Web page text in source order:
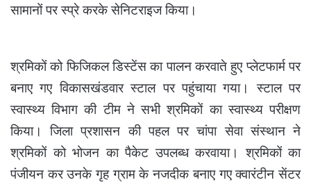
सामानों पर स्प्रे करके सेनिटराइज किया।
श्रमिकों को फिजिकल डिस्टेंस का पालन करवाते हुए प्लेटफार्म पर
बनाए गए विकासखंडवार स्टाल पर पहुंचाया गया। स्टाल पर
स्वास्थ्य विभाग की टीम ने सभी श्रमिकों का स्वास्थ्य परीक्षण
किया। जिला प्रशासन की पहल पर चांपा सेवा संस्थान ने
श्रमिकों को भोजन का पैकेट उपलब्ध करवाया। श्रमिकों का
पंजीयन कर उनके गृह ग्राम के नजदीक बनाए गए क्वारंटीन सेंटर